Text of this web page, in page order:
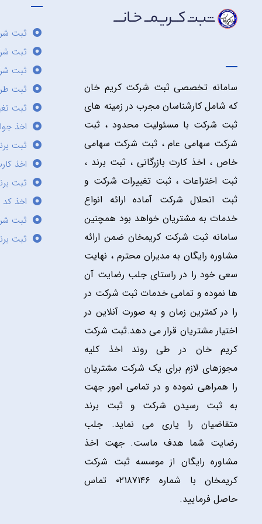
سامانه تخصصی ثبت شرکت کریم خان
که شامل کارشناسان مجرب در زمینه های
ثبت شرکت با مسئولیت محدود ، ثبت
شرکت سهامی عام ، ثبت شرکت سهامی
خاص ، اخذ کارت بازرگانی ، ثبت برند ،
ثبت اختراعات ، ثبت تغییرات شرکت و
ثبت انحلال شرکت آماده ارائه انواع
خدمات به مشتریان خواهد بود همچنین
سامانه ثبت شرکت کریمخان ضمن ارائه
مشاوره رایگان به مدیران محترم ، نهایت
سعی خود را در راستای جلب رضایت آن
ها نموده و تمامی خدمات ثبت شرکت در
را در کمترین زمان و به صورت آنلاین در
اختیار مشتریان قرار می دهد.ثبت شرکت
کریم خان در طی روند اخذ کلیه
مجوزهای لازم برای یک شرکت مشتریان
را همراهی نموده و در تمامی امور جهت
به ثبت رسیدن شرکت و ثبت برند
متقاضیان را یاری می نماید. جلب
رضایت شما هدف ماست. جهت اخذ
مشاوره رایگان از موسسه ثبت شرکت
کریمخان با شماره ۰۲۱۸۷۱۴۶ تماس
حاصل فرمایید.
ثبت
ثبت
ثبت
ثبت
ثبت
اخذ
ثبت
اخذ
ثبت
اخذ کد
ثبت
ثبت